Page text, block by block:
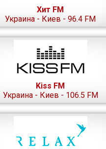
Хит FM
Украина - Киев - 96.4 FM
Kiss FM
Украина - Киев - 106.5 FM